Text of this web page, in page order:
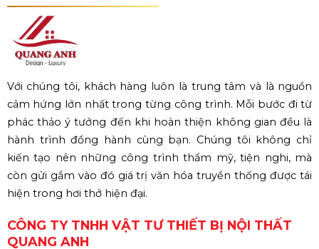
Với chúng tôi, khách hàng luôn là trung tâm và là nguồn
cảm hứng lớn nhất trong từng công trình. Mỗi bước đi từ
phác thảo ý tưởng đến khi hoàn thiện không gian đều là
hành trình đồng hành cùng bạn. Chúng tôi không chỉ
kiến tạo nên những công trình thẩm mỹ, tiện nghi, mà
còn gửi gắm vào đó giá trị văn hóa truyền thống được tái
hiện trong hơi thở hiện đại.
CÔNG TY TNHH VẬT TƯ THIẾT BỊ NỘI THẤT
QUANG ANH